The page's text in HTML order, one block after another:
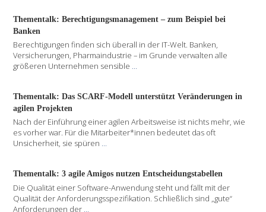
Thementalk: Berechtigungsmanagement – zum Beispiel bei
Banken
Berechtigungen finden sich überall in der IT-Welt. Banken,
Versicherungen, Pharmaindustrie – im Grunde verwalten alle
größeren Unternehmen sensible ...
Thementalk: Das SCARF-Modell unterstützt Veränderungen in
agilen Projekten
Nach der Einführung einer agilen Arbeitsweise ist nichts mehr, wie
es vorher war. Für die Mitarbeiter*innen bedeutet das oft
Unsicherheit, sie spüren ...
Thementalk: 3 agile Amigos nutzen Entscheidungstabellen
Die Qualität einer Software-Anwendung steht und fällt mit der
Qualität der Anforderungsspezifikation. Schließlich sind „gute“
Anforderungen der